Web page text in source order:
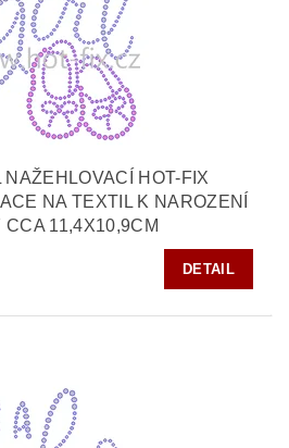
NAŽEHLOVACÍ HOT-FIX
NA TEXTIL K NAROZENÍ
11,4X10,9CM
DETAIL